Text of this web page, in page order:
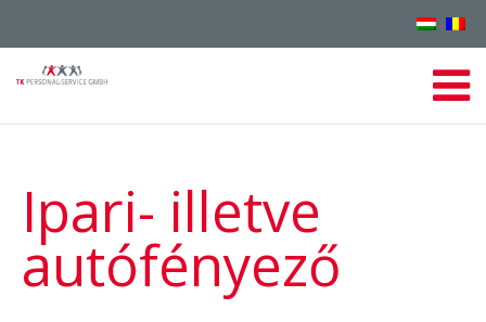
Ipari- illetve
autófényező